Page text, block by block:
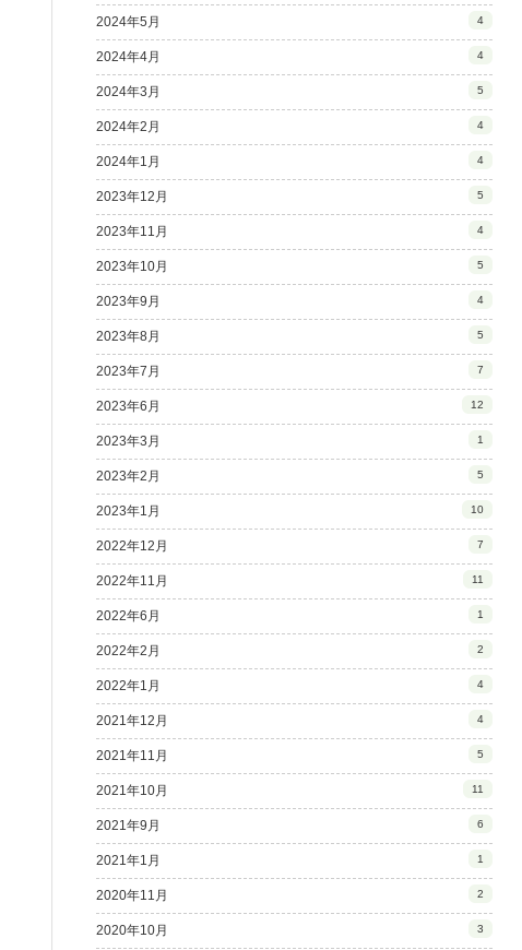
2024年5月 4
2024年4月 4
2024年3月 5
2024年2月 4
2024年1月 4
2023年12月 5
2023年11月 4
2023年10月 5
2023年9月 4
2023年8月 5
2023年7月 7
2023年6月 12
2023年3月 1
2023年2月 5
2023年1月 10
2022年12月 7
2022年11月 11
2022年6月 1
2022年2月 2
2022年1月 4
2021年12月 4
2021年11月 5
2021年10月 11
2021年9月 6
2021年1月 1
2020年11月 2
2020年10月 3